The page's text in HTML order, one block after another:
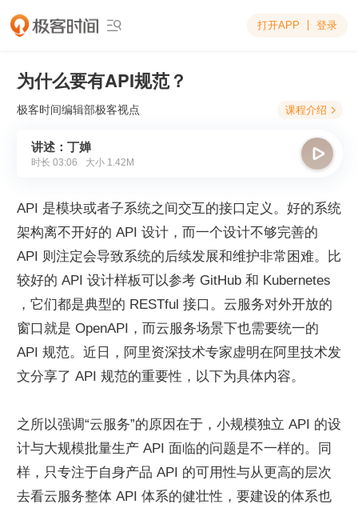
 打开APP 登录
为什么要有API规范？
极客时间编辑部极客视点 课程介绍 
讲述：丁婵
时长 03:06 大小 1.42M

API 是模块或者子系统之间交互的接口定义。好的系统
架构离不开好的 API 设计，而一个设计不够完善的
API 则注定会导致系统的后续发展和维护非常困难。比
较好的 API 设计样板可以参考 GitHub 和 Kubernetes
，它们都是典型的 RESTful 接口。云服务对外开放的
窗口就是 OpenAPI，而云服务场景下也需要统一的
API 规范。近日，阿里资深技术专家虚明在阿里技术发
文分享了 API 规范的重要性，以下为具体内容。
之所以强调“云服务”的原因在于，小规模独立 API 的设
计与大规模批量生产 API 面临的问题是不一样的。同
样，只专注于自身产品 API 的可用性与从更高的层次
去看云服务整体 API 体系的健壮性，要建设的体系也